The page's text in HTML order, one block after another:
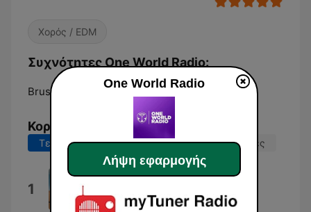
Χορός / EDM
Συχνότητες One World Radio:
Brussels: Online
Κορυφαία τραγούδια
Τελευταίες 7 ημέρες Τελευταίες 30 ημέρες
1 CamelPhat
One World Radio
Λήψη εφαρμογής